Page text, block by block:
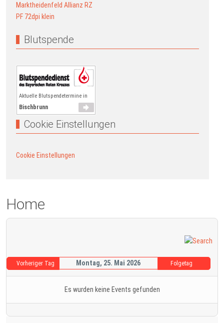
Blutspende
Aktuelle Blutspendetermine in
Bischbrunn
Cookie Einstellungen
Cookie Einstellungen
Home
Vorheriger Tag Montag, 25. Mai 2026 Folgetag
Es wurden keine Events gefunden